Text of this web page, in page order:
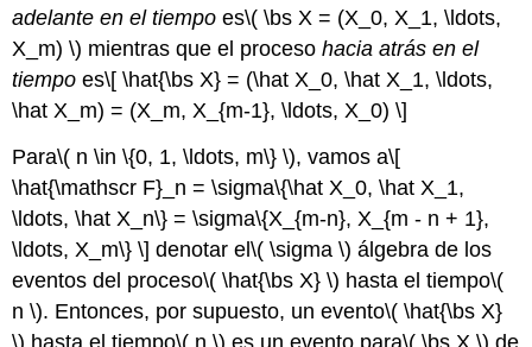
adelante en el tiempo es\( \bs X = (X_0, X_1, \ldots,
X_m) \) mientras que el procesohacia atrás en el
tiempo es\[ \hat{\bs X} = (\hat X_0, \hat X_1, \ldots,
\hat X_m) = (X_m, X_{m-1}, \ldots, X_0) \]
Para\( n \in \{0, 1, \ldots, m\} \), vamos a\[
\hat{\mathscr F}_n = \sigma\{\hat X_0, \hat X_1,
\ldots, \hat X_n\} = \sigma\{X_{m-n}, X_{m - n + 1},
\ldots, X_m\} \] denotar el\( \sigma \) álgebra de los
eventos del proceso\( \hat{\bs X} \) hasta el tiempo\(
n \). Entonces, por supuesto, un evento\( \hat{\bs X}